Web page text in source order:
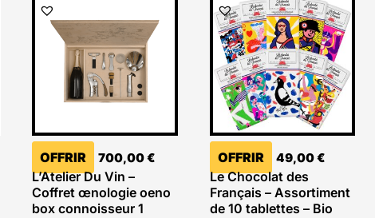
OFFRIR 700,00€
L’Atelier Du Vin –
Coffret œnologie oeno
box connoisseur 1
OFFRIR 49,00€
Le Chocolat des
Français – Assortiment
de 10 tablettes – Bio